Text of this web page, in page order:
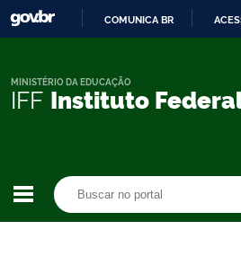
COMUNICA BR
IFF Instituto
MINISTÉRIO DA EDUCAÇÃO